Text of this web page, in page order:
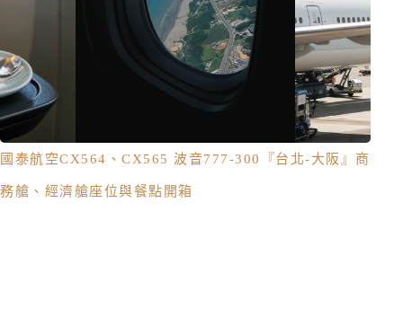
國泰航空CX564、CX565 波音777-300『台北-大阪』商
務艙、經濟艙座位與餐點開箱